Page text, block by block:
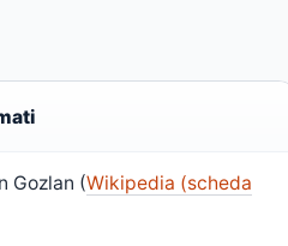
Gozlan (Wikipedia (scheda